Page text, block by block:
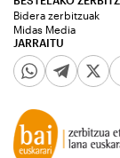
JARRAITU
Bidera zerbitzuak
Midas Media